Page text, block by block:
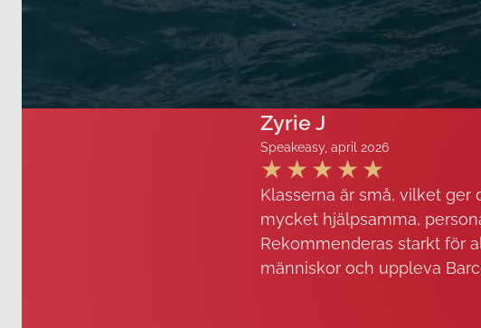
Zyrie J
Speakeasy, april 2026
Klasserna är små, vilket ger
mycket hjälpsamma,
Rekommenderas starkt för
människor och uppleva